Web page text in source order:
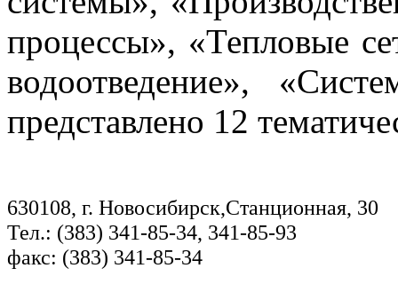
процессы», «Тепловые
водоотведение»,
представлено 12
630108, г. Новосибирск,Станционная, 30
Тел.: (383) 341-85-34, 341-85-93
факс: (383) 341-85-34